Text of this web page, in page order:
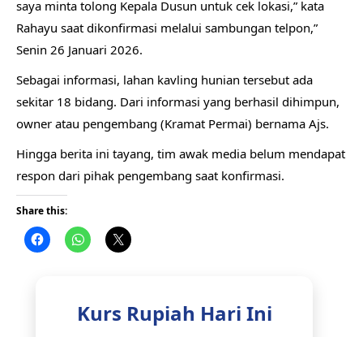
saya minta tolong Kepala Dusun untuk cek lokasi,” kata
Rahayu saat dikonfirmasi melalui sambungan telpon,”
Senin 26 Januari 2026.
Sebagai informasi, lahan kavling hunian tersebut ada
sekitar 18 bidang. Dari informasi yang berhasil dihimpun,
owner atau pengembang (Kramat Permai) bernama Ajs.
Hingga berita ini tayang, tim awak media belum mendapat
respon dari pihak pengembang saat konfirmasi.
Share this:
Kurs Rupiah Hari Ini